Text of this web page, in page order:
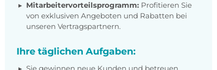
Mitarbeitervorteilsprogramm: Profitieren Sie
von exklusiven Angeboten und Rabatten bei
unseren Vertragspartnern.
Ihre täglichen Aufgaben: